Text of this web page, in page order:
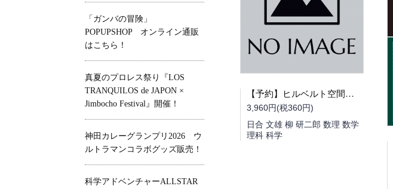
【予約】ヒルベルト空間と線型作用素（増補改訂版）（09/28頃発送予定）
3,960円(税360円)
日合 文雄 柳 研二郎 数理 数学
理科 科学
「ガンバの冒険」
POPUPSHOP オンライン通販
はこちら！
真夏のプロレス祭り『LOS
TRANQUILOS de JAPON ×
Jimbocho Festival』開催！
神田カレーグランプリ2026 ウ
ルトラマンコラボグッズ販売！
科学アドベンチャーALLSTAR